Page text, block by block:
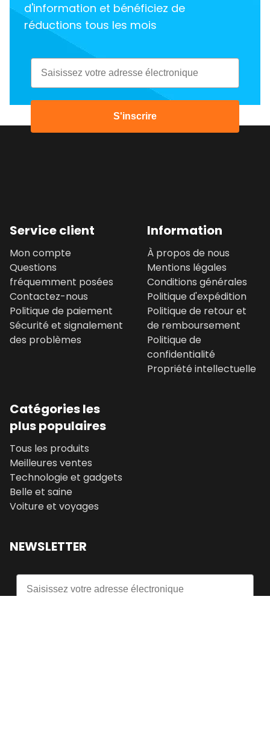
d'information et bénéficiez de
réductions tous les mois
Email
S'inscrire
Service client
Mon compte
Questions
fréquemment posées
Contactez-nous
Politique de paiement
Sécurité et signalement
des problèmes
Information
À propos de nous
Mentions légales
Conditions générales
Politique d'expédition
Politique de retour et
de remboursement
Politique de
confidentialité
Propriété intellectuelle
Catégories les
plus populaires
Tous les produits
Meilleures ventes
Technologie et gadgets
Belle et saine
Voiture et voyages
NEWSLETTER
Email